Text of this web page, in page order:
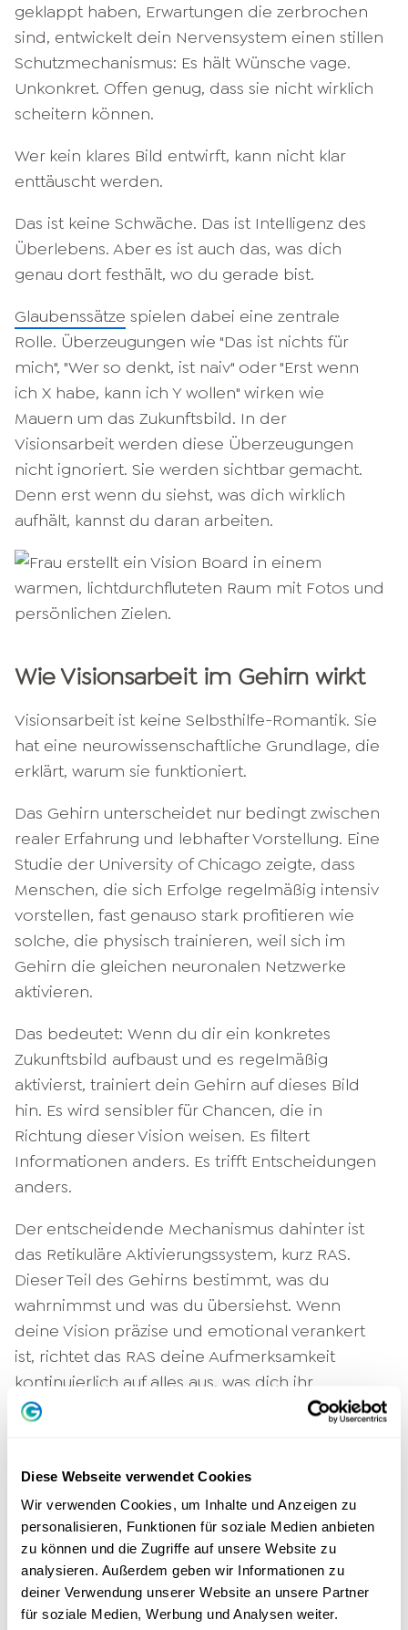
Diese Webseite verwendet Cookies
Wir verwenden Cookies, um Inhalte und Anzeigen zu
personalisieren, Funktionen für soziale Medien anbieten
zu können und die Zugriffe auf unsere Website zu
analysieren. Außerdem geben wir Informationen zu
deiner Verwendung unserer Website an unsere Partner
für soziale Medien, Werbung und Analysen weiter.
geklappt haben, Erwartungen die zerbrochen
sind, entwickelt dein Nervensystem einen stillen
Schutzmechanismus: Es hält Wünsche vage.
Unkonkret. Offen genug, dass sie nicht wirklich
scheitern können.
Wer kein klares Bild entwirft, kann nicht klar
enttäuscht werden.
Das ist keine Schwäche. Das ist Intelligenz des
Überlebens. Aber es ist auch das, was dich
genau dort festhält, wo du gerade bist.
Glaubenssätze spielen dabei eine zentrale
Rolle. Überzeugungen wie "Das ist nichts für
mich", "Wer so denkt, ist naiv" oder "Erst wenn
ich X habe, kann ich Y wollen" wirken wie
Mauern um das Zukunftsbild. In der
Visionsarbeit werden diese Überzeugungen
nicht ignoriert. Sie werden sichtbar gemacht.
Denn erst wenn du siehst, was dich wirklich
aufhält, kannst du daran arbeiten.
Wie Visionsarbeit im Gehirn wirkt
Visionsarbeit ist keine Selbsthilfe-Romantik. Sie
hat eine neurowissenschaftliche Grundlage, die
erklärt, warum sie funktioniert.
Das Gehirn unterscheidet nur bedingt zwischen
realer Erfahrung und lebhafter Vorstellung. Eine
Studie der University of Chicago zeigte, dass
Menschen, die sich Erfolge regelmäßig intensiv
vorstellen, fast genauso stark profitieren wie
solche, die physisch trainieren, weil sich im
Gehirn die gleichen neuronalen Netzwerke
aktivieren.
Das bedeutet: Wenn du dir ein konkretes
Zukunftsbild aufbaust und es regelmäßig
aktivierst, trainiert dein Gehirn auf dieses Bild
hin. Es wird sensibler für Chancen, die in
Richtung dieser Vision weisen. Es filtert
Informationen anders. Es trifft Entscheidungen
anders.
Der entscheidende Mechanismus dahinter ist
das Retikuläre Aktivierungssystem, kurz RAS.
Dieser Teil des Gehirns bestimmt, was du
wahrnimmst und was du übersiehst. Wenn
deine Vision präzise und emotional verankert
ist, richtet das RAS deine Aufmerksamkeit
kontinuierlich auf alles aus, was dich ihr
näherbringt.
soll es werden" nicht funktioniert. Ein konkretes,
gefühltes Zukunftsbild verändert Verhalten nicht
durch Disziplin, sondern durch Ausrichtung.
Die wichtigsten Methoden der
Visionsarbeit